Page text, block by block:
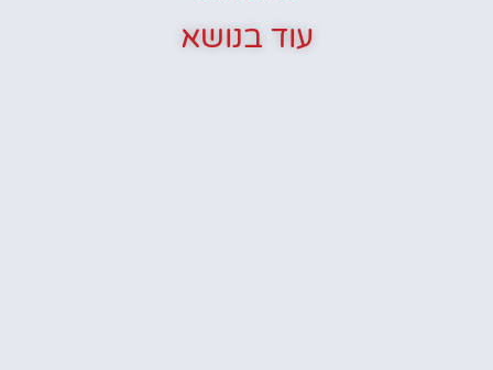
עוד בנושא